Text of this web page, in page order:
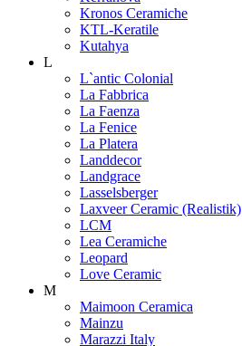
Kronos Ceramiche
KTL-Keratile
Kutahya
L
L`antic Colonial
La Fabbrica
La Faenza
La Fenice
La Platera
Landdecor
Landgrace
Lasselsberger
Laxveer Ceramic (Realistik)
LCM
Lea Ceramiche
Leopard
Love Ceramic
M
Maimoon Ceramica
Mainzu
Marazzi Italy